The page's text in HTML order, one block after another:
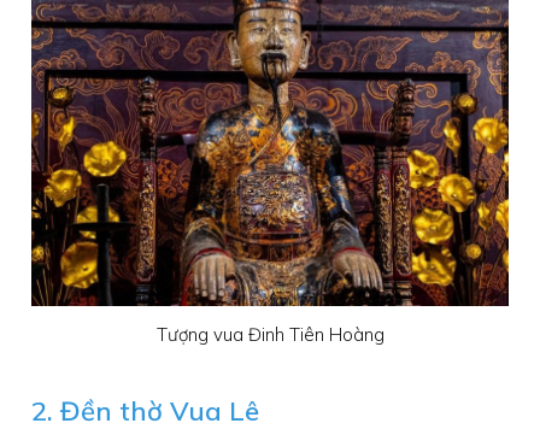
Tượng vua Đinh Tiên Hoàng
2. Đền thờ Vua Lê